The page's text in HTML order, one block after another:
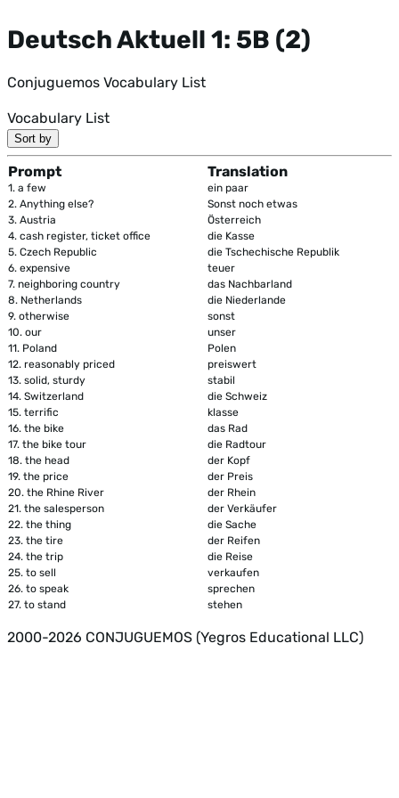
Deutsch Aktuell 1: 5B (2)
Conjuguemos Vocabulary List
Vocabulary List
Sort by
Prompt Translation
1. a few
ein paar
2. Anything else?
Sonst noch etwas
3. Austria
Österreich
4. cash register, ticket office
die Kasse
5. Czech Republic
die Tschechische Republik
6. expensive
teuer
7. neighboring country
das Nachbarland
8. Netherlands
die Niederlande
9. otherwise
sonst
10. our
unser
11. Poland
Polen
12. reasonably priced
preiswert
13. solid, sturdy
stabil
14. Switzerland
die Schweiz
15. terrific
klasse
16. the bike
das Rad
17. the bike tour
die Radtour
18. the head
der Kopf
19. the price
der Preis
20. the Rhine River
der Rhein
21. the salesperson
der Verkäufer
22. the thing
die Sache
23. the tire
der Reifen
24. the trip
die Reise
25. to sell
verkaufen
26. to speak
sprechen
27. to stand stehen
2000-2026 CONJUGUEMOS (Yegros Educational LLC)